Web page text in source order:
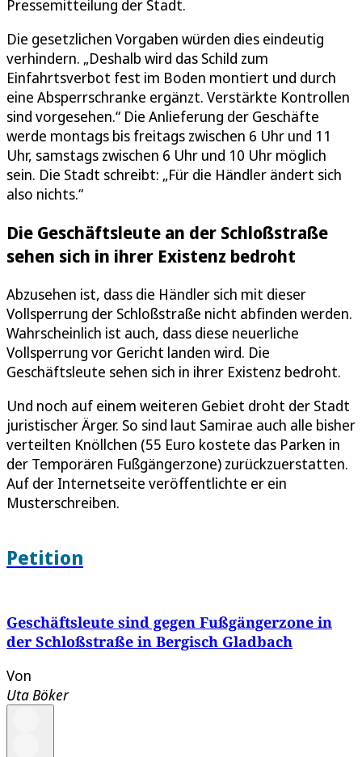
Pressemitteilung der Stadt.
Die gesetzlichen Vorgaben würden dies eindeutig
verhindern. „Deshalb wird das Schild zum
Einfahrtsverbot fest im Boden montiert und durch
eine Absperrschranke ergänzt. Verstärkte Kontrollen
sind vorgesehen.“ Die Anlieferung der Geschäfte
werde montags bis freitags zwischen 6 Uhr und 11
Uhr, samstags zwischen 6 Uhr und 10 Uhr möglich
sein. Die Stadt schreibt: „Für die Händler ändert sich
also nichts.“
Die Geschäftsleute an der Schloßstraße
sehen sich in ihrer Existenz bedroht
Abzusehen ist, dass die Händler sich mit dieser
Vollsperrung der Schloßstraße nicht abfinden werden.
Wahrscheinlich ist auch, dass diese neuerliche
Vollsperrung vor Gericht landen wird. Die
Geschäftsleute sehen sich in ihrer Existenz bedroht.
Und noch auf einem weiteren Gebiet droht der Stadt
juristischer Ärger. So sind laut Samirae auch alle bisher
verteilten Knöllchen (55 Euro kostete das Parken in
der Temporären Fußgängerzone) zurückzuerstatten.
Auf der Internetseite veröffentlichte er ein
Musterschreiben.
Petition
Geschäftsleute sind gegen Fußgängerzone in
der Schloßstraße in Bergisch Gladbach
Von
Uta Böker